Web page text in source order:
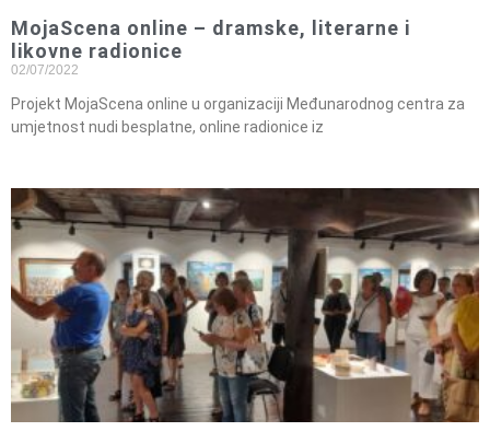
MojaScena online – dramske, literarne i
likovne radionice
02/07/2022
Projekt MojaScena online u organizaciji Međunarodnog centra za
umjetnost nudi besplatne, online radionice iz